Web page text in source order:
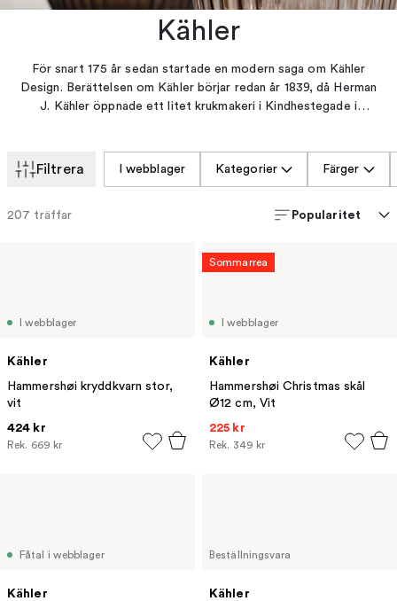
Kähler
För snart 175 år sedan startade en modern saga om Kähler
Design. Berättelsen om Kähler börjar redan år 1839, då Herman
J. Kähler öppnade ett litet krukmakeri i Kindhestegade i
produktion av internationell konstkeramik lade han grunden för
en av de största framgångarna i Danmarks keramikhistoria, en
Filtrera I webblager Kategorier Färger
207 träffar Popularitet
I webblager
Kähler
Hammershøi kryddkvarn stor,
vit
424 kr
Rek. 669 kr
I webblager
Kähler
Hammershøi Christmas skål
Ø12 cm, Vit
225 kr
Rek. 349 kr
Sommarrea
Fåtal i webblager
Kähler
Beställningsvara
Kähler